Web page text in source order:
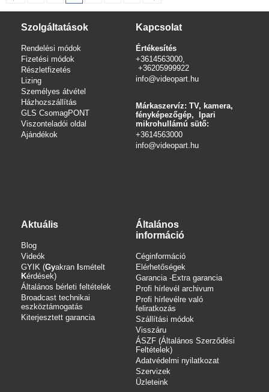
Szolgáltatások
Rendelési módok
Fizetési módok
Részletfizetés
Lizing
Személyes átvétel
Házhozszállítás
GLS CsomagPONT
Viszonteladói oldal
Ajándékok
Kapcsolat
Értékesítés
+3614563000,
+36205999922
info@videopart.hu
Márkaszervíz: TV, kamera,
fényképezőgép, Ipari
mikrohullámú sütő:
+3614563000
info@videopart.hu
Aktuális
Blog
Videók
GYIK (Gyakran smételt
Kérdések)
Általános bérleti feltételek
Broadcast technikai
eszköztámogatás
Kiterjesztett garancia
Általános
információ
Céginformáció
Elérhetőségek
Garancia -Extra garancia
Profi hírlevél archivum
Profi hírlevélre való
feliratkozás
Szállítási módok
Visszáru
ÁSZF (Általános Szerződési
Feltételek)
Adatvédelmi nyilatkozat
Szervizek
Üzleteink